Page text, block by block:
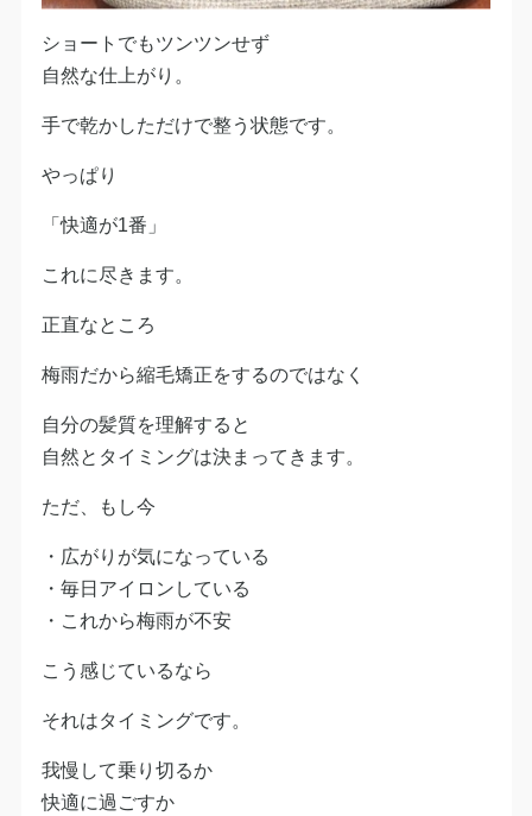
ショートでもツンツンせず
自然な仕上がり。
手で乾かしただけで整う状態です。
やっぱり
「快適が1番」
これに尽きます。
正直なところ
梅雨だから縮毛矯正をするのではなく
自分の髪質を理解すると
自然とタイミングは決まってきます。
ただ、もし今
・広がりが気になっている
・毎日アイロンしている
・これから梅雨が不安
こう感じているなら
それはタイミングです。
我慢して乗り切るか
快適に過ごすか